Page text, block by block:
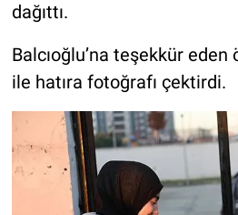
dağıttı.
Balcıoğlu’na teşekkür
ile hatıra fotoğrafı çektirdi.